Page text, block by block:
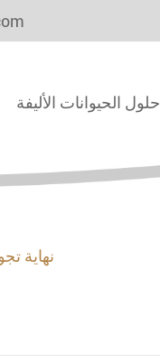
حلول الحيوانات الأليفة
نهاية